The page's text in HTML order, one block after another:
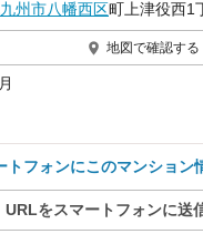
州市八幡西区町上津役西1
地図で確認する
トフォンにこのマンション
URLをスマートフォンに送